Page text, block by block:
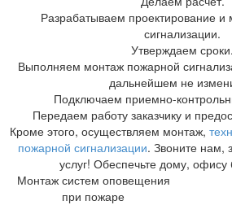
Разрабатываем проектирование
сигнализации.
Утверждаем сроки.
Выполняем монтаж пожарной
дальнейшем не
Подключаем приемно-
Передаем работу заказчику и
Кроме этого, осуществляем монтаж,
пожарной сигнализации. Звоните нам,
услуг! Обеспечьте дому, офису
Монтаж систем оповещения
при пожаре